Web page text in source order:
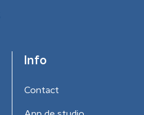
Info
Contact